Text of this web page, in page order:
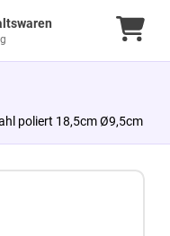
poliert 18,5cm Ø9,5cm